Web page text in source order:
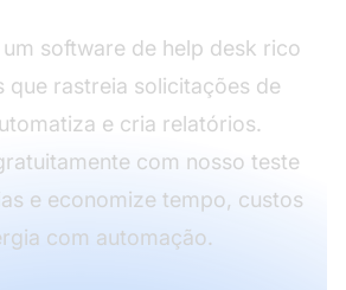
software de help desk rico
que rastreia solicitações de
e cria relatórios.
com nosso teste
e economize tempo, custos
com automação.